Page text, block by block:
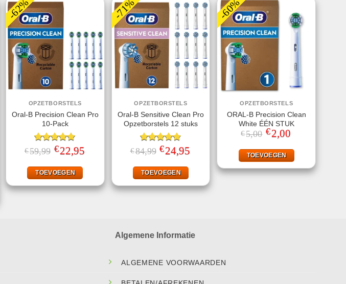
-62%
OPZETBORSTELS
Oral-B Precision Clean Pro
10-Pack
Gewaardeerd
5.00uit 5
€59,99 Oorspronkelijke
prijs
€59,99.
€22,95prijs
TOEVOEGEN
-71%
OPZETBORSTELS
Oral-B Sensitive Clean Pro
Opzetborstels 12 stuks
Gewaardeerd
4.78uit 5
€84,99 Oorspronkelijke
prijs
€84,99.
€24,95
TOEVOEGEN
-60%
OPZETBORSTELS
ORAL-B Precision Clean
White ÉÉN STUK
€5,00 Oorspronkelijke
prijs
€5,00.
€2,00Huidige
€2,00.
TOEVOEGEN
Algemene Informatie
ALGEMENE VOORWAARDEN